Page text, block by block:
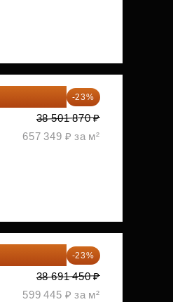
-23%
38 501 870 ₽
657 349 ₽ за м²
-23%
38 691 450 ₽
599 445 ₽ за м²